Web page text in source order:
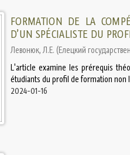
FORMATION DE LA
D’UN SPÉCIALISTE DU
Левонюк, Л.Е. (Елецкий
L'article examine les prérequis
étudiants du profil de formation non
2024-01-16